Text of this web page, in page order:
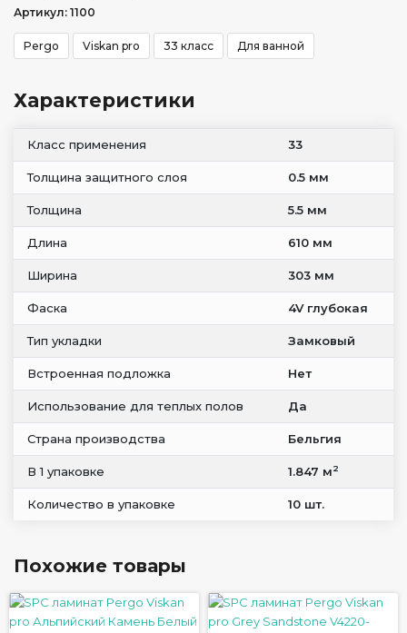
Артикул: 1100
Pergo Viskan pro 33 класс Для ванной
Характеристики
Класс применения 33
Толщина защитного слоя 0.5 мм
Толщина 5.5 мм
Длина 610 мм
Ширина 303 мм
Фаска 4V глубокая
Тип укладки Замковый
Встроенная подложка Нет
Использование для теплых полов Да
Страна производства Бельгия
В 1 упаковке 1.847 м2
Количество в упаковке 10 шт.
Похожие товары